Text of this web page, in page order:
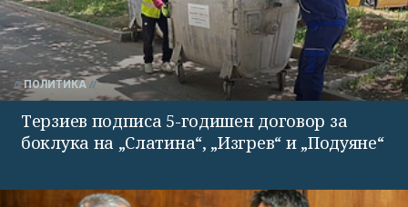
ПОЛИТИКА
Терзиев подписа 5-годишен договор за
боклука на „Слатина“, „Изгрев“ и „Подуяне“